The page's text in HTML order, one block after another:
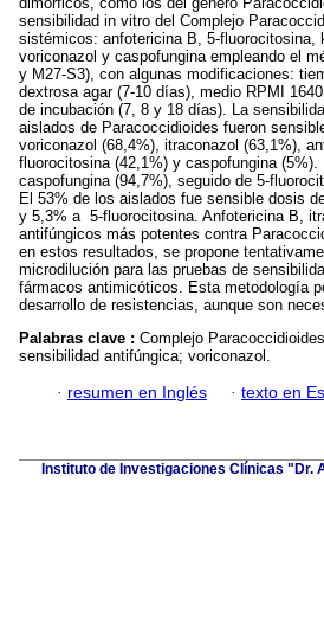
sensibilidad in vitro del Complejo
sistémicos: anfotericina B, 5-fluorocitosina,
voriconazol y caspofungina empleando el
y M27-S3), con algunas modificaciones:
dextrosa agar (7-10 días), medio RPMI
de incubación (7, 8 y 18 días). La
aislados de Paracoccidioides fueron
voriconazol (68,4%), itraconazol (63,1%),
fluorocitosina (42,1%) y caspofungina
caspofungina (94,7%), seguido de 5-
El 53% de los aislados fue sensible dosis
y 5,3% a 5-fluorocitosina. Anfotericina B,
antifúngicos más potentes contra
en estos resultados, se propone
microdilución para las pruebas de
fármacos antimicóticos. Esta metodología
desarrollo de resistencias, aunque son
Palabras clave : Complejo
sensibilidad antifúngica; voriconazol.
· resumen en Inglés · texto en
Instituto de Investigaciones Clínicas "Dr.